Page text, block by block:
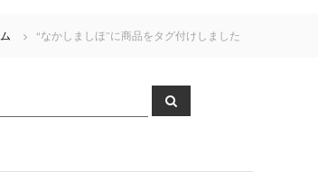
“なかしましほ”に商品をタグ付けしました
検
索